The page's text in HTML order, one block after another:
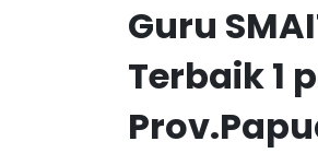
Guru
Terbaik 1